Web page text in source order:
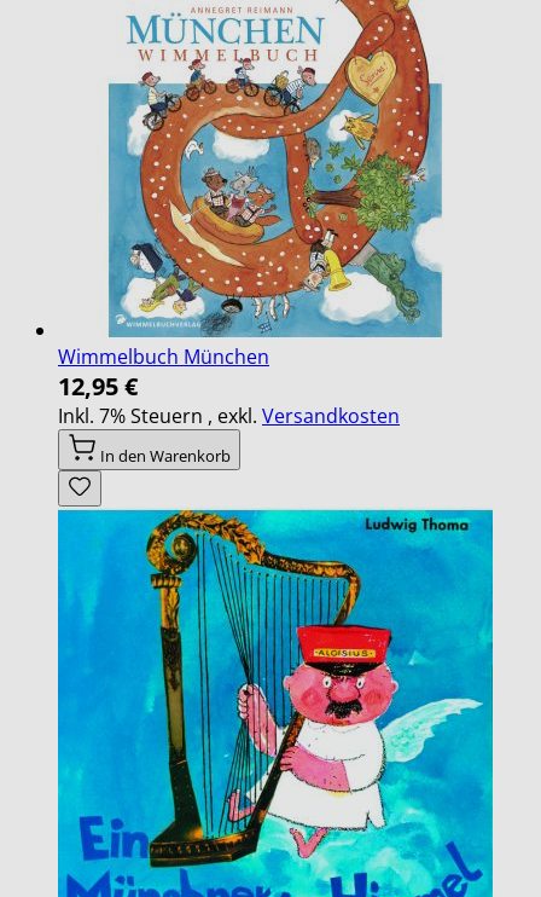
Wimmelbuch München
12,95 €
Inkl. 7% Steuern , exkl. Versandkosten
In den Warenkorb